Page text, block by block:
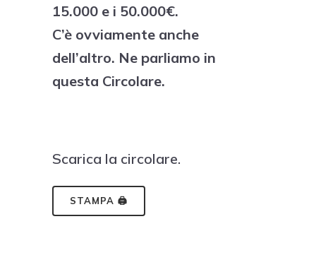
15.000 e i 50.000€.
C’è ovviamente anche
dell’altro. Ne parliamo in
questa Circolare.
Scarica la circolare.
STAMPA 🖨